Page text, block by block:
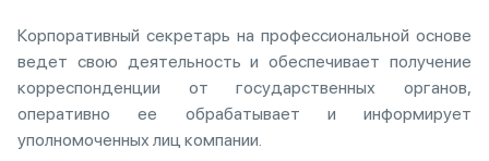
Корпоративный секретарь на профессиональной основе
ведет свою деятельность и обеспечивает получение
корреспонденции от государственных органов,
оперативно ее обрабатывает и информирует
уполномоченных лиц компании.